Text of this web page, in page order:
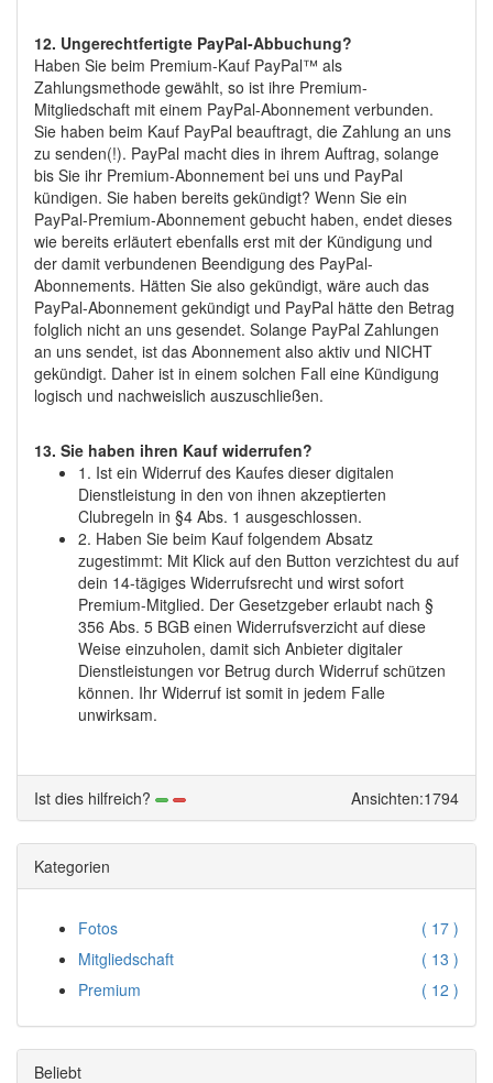
12. Ungerechtfertigte PayPal-Abbuchung?
Haben Sie beim Premium-Kauf PayPal™ als
Zahlungsmethode gewählt, so ist ihre Premium-
Mitgliedschaft mit einem PayPal-Abonnement verbunden.
Sie haben beim Kauf PayPal beauftragt, die Zahlung an uns
zu senden(!). PayPal macht dies in ihrem Auftrag, solange
bis Sie ihr Premium-Abonnement bei uns und PayPal
kündigen. Sie haben bereits gekündigt? Wenn Sie ein
PayPal-Premium-Abonnement gebucht haben, endet dieses
wie bereits erläutert ebenfalls erst mit der Kündigung und
der damit verbundenen Beendigung des PayPal-
Abonnements. Hätten Sie also gekündigt, wäre auch das
PayPal-Abonnement gekündigt und PayPal hätte den Betrag
folglich nicht an uns gesendet. Solange PayPal Zahlungen
an uns sendet, ist das Abonnement also aktiv und NICHT
gekündigt. Daher ist in einem solchen Fall eine Kündigung
logisch und nachweislich auszuschließen.
13. Sie haben ihren Kauf widerrufen?
1. Ist ein Widerruf des Kaufes dieser digitalen
Dienstleistung in den von ihnen akzeptierten
Clubregeln in §4 Abs. 1 ausgeschlossen.
2. Haben Sie beim Kauf folgendem Absatz
zugestimmt: Mit Klick auf den Button verzichtest du auf
dein 14-tägiges Widerrufsrecht und wirst sofort
Premium-Mitglied. Der Gesetzgeber erlaubt nach §
356 Abs. 5 BGB einen Widerrufsverzicht auf diese
Weise einzuholen, damit sich Anbieter digitaler
Dienstleistungen vor Betrug durch Widerruf schützen
können. Ihr Widerruf ist somit in jedem Falle
unwirksam.
Ist dies hilfreich? Ansichten:1794
Kategorien
Fotos ( 17 )
Mitgliedschaft
( 13 )
Premium
( 12 )
Beliebt